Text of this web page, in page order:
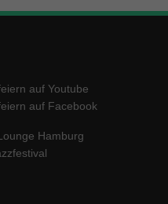
auf Youtube
auf Facebook
Hamburg
Cookie-Informationen anzeigen
und Social-Media-Plattformen werden
akzeptiert werden, bedarf der
mehr.